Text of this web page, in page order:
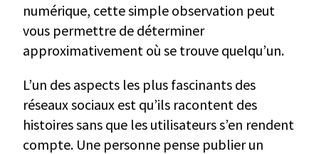
numérique, cette simple observation peut
vous permettre de déterminer
approximativement où se trouve quelqu’un.
L’un des aspects les plus fascinants des
réseaux sociaux est qu’ils racontent des
histoires sans que les utilisateurs s’en rendent
compte. Une personne pense publier un